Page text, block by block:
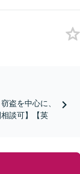
盗を中心に、
談可】【英